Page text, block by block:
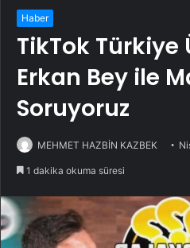
Haber
TikTok Türkiye
Erkan Bey ile
Soruyoruz
MEHMET HAZBİN KAZBEK
1 dakika okuma süresi